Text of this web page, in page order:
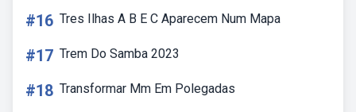
#16 Tres Ilhas A B E C Aparecem Num Mapa
#17 Trem Do Samba 2023
#18 Transformar Mm Em Polegadas